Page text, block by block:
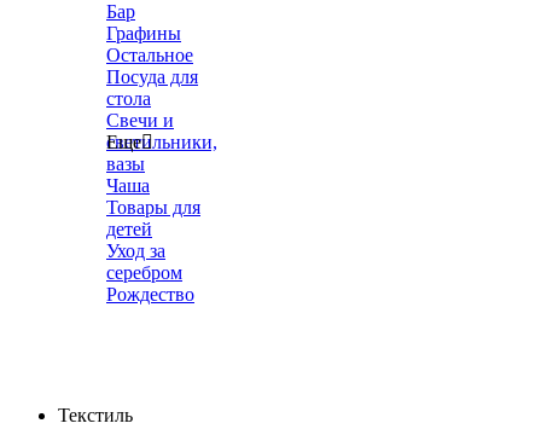
Бар
Графины
Остальное
Посуда для
стола
Свечи и
светильники,
вазы
Чаша
Товары для
детей
Уход за
серебром
Рождество
Еще
Текстиль